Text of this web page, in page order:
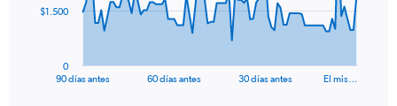
The
90 días antes 60 días antes 30 días antes El mis…
0
$1.500